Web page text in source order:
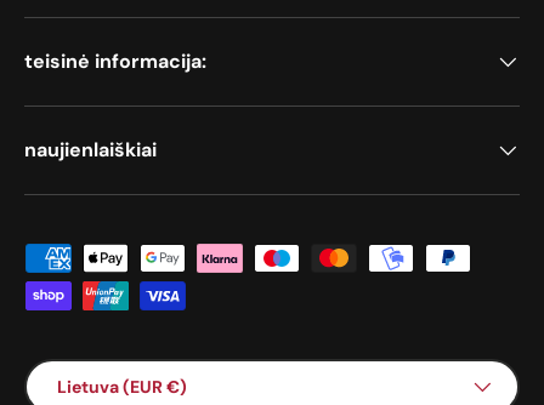
teisinė informacija:
naujienlaiškiai
Priimami mokėjimo būdai
Šalis / Regionas
Lietuva (EUR €)